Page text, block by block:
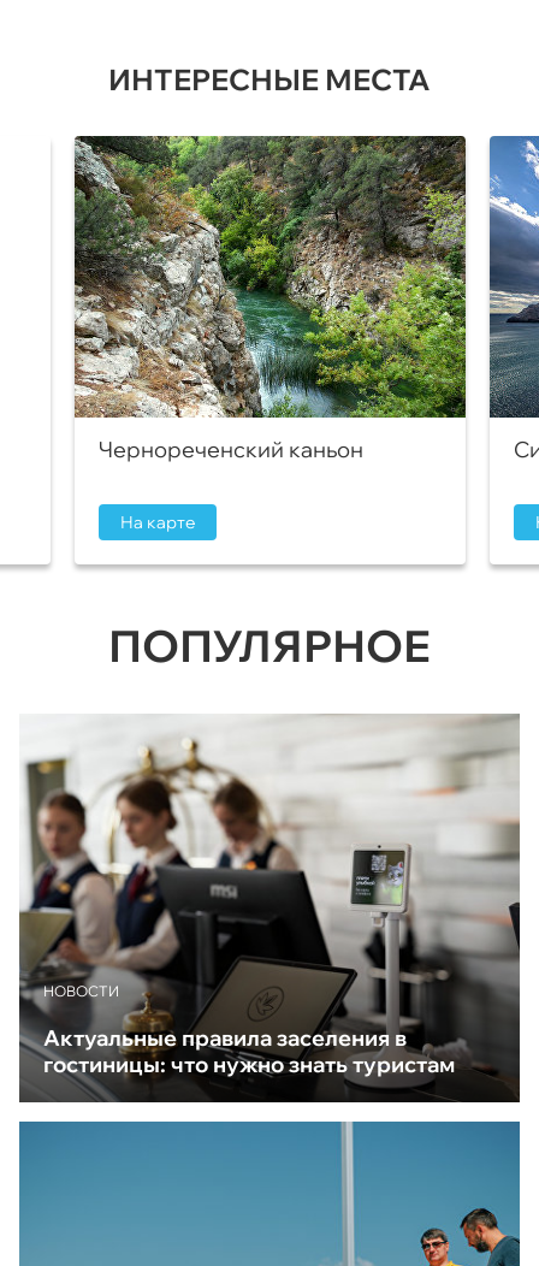
ИНТЕРЕСНЫЕ МЕСТА
Чернореченский каньон
На карте
ПОПУЛЯРНОЕ
НОВОСТИ
Актуальные правила заселения в
гостиницы: что нужно знать туристам